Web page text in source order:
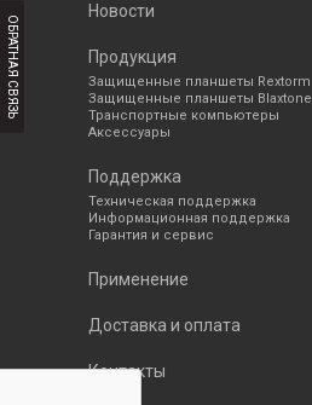
Новости
Продукция
Защищенные планшеты Rextorm
Защищенные планшеты Blaxtone
Транспортные компьютеры
Аксессуары
Поддержка
Техническая поддержка
Информационная поддержка
Гарантия и сервис
Применение
Доставка и оплата
Контакты
ОБРАТНАЯ СВЯЗЬ